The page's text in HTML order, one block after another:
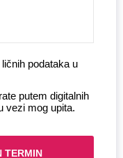
podataka u
putem digitalnih
vezi mog upita.